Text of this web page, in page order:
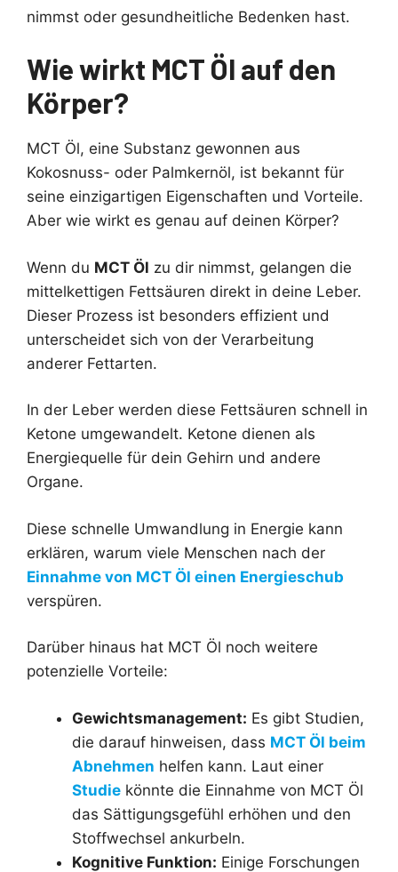
nimmst oder gesundheitliche Bedenken hast.
Wie wirkt MCT Öl auf den
Körper?
MCT Öl, eine Substanz gewonnen aus
Kokosnuss- oder Palmkernöl, ist bekannt für
seine einzigartigen Eigenschaften und Vorteile.
Aber wie wirkt es genau auf deinen Körper?
Wenn du MCT Öl zu dir nimmst, gelangen die
mittelkettigen Fettsäuren direkt in deine Leber.
Dieser Prozess ist besonders effizient und
unterscheidet sich von der Verarbeitung
anderer Fettarten.
In der Leber werden diese Fettsäuren schnell in
Ketone umgewandelt. Ketone dienen als
Energiequelle für dein Gehirn und andere
Organe.
Diese schnelle Umwandlung in Energie kann
erklären, warum viele Menschen nach der
Einnahme von MCT Öl einen Energieschub
verspüren.
Darüber hinaus hat MCT Öl noch weitere
potenzielle Vorteile:
Gewichtsmanagement: Es gibt Studien,
die darauf hinweisen, dass MCT Öl beim
Abnehmen helfen kann. Laut einer
Studie könnte die Einnahme von MCT Öl
das Sättigungsgefühl erhöhen und den
Stoffwechsel ankurbeln.
Kognitive Funktion: Einige Forschungen